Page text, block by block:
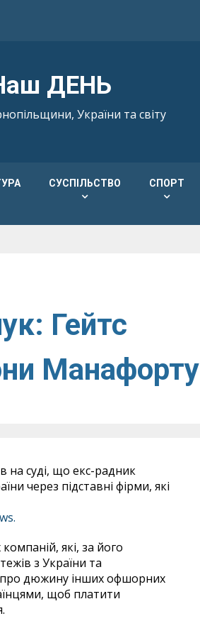
ДЕНЬ
України та світу
СУСПІЛЬСТВО СПОРТ
Гейтс
Манафорту
на суді, що екс-радник
через підставні фірми, які
які, за його
з України та
про дюжину інших офшорних
щоб платити